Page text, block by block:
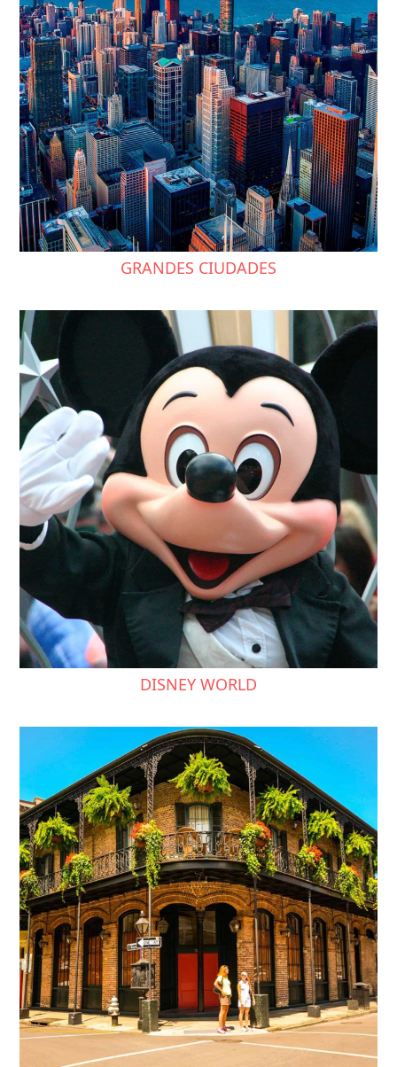
GRANDES CIUDADES
DISNEY WORLD